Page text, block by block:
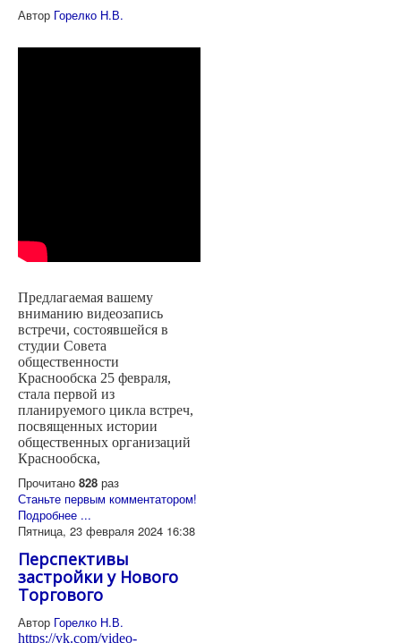
Автор Горелко Н.В.
Предлагаемая вашему
вниманию видеозапись
встречи, состоявшейся в
студии Совета
общественности
Краснообска 25 февраля,
стала первой из
планируемого цикла встреч,
посвященных истории
общественных организаций
Краснообска,
Прочитано 828 раз
Станьте первым комментатором!
Подробнее ...
Пятница, 23 февраля 2024 16:38
Перспективы
застройки у Нового
Торгового
Автор Горелко Н.В.
https://vk.com/video-